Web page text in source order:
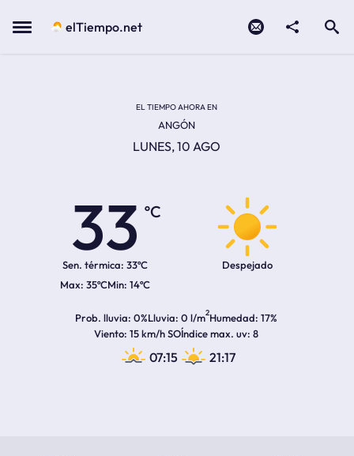
Menu elTiempo.net
EL TIEMPO AHORA EN
ANGÓN
LUNES, 10 AGO
33
ºC
Sen. térmica: 33ºC
35ºC 14ºC
Despejado
Prob. lluvia 0%Lluvia 0 l/m2Humedad 17%
Viento 15 km/h SOÍndice max. uv 8
07:15 21:17